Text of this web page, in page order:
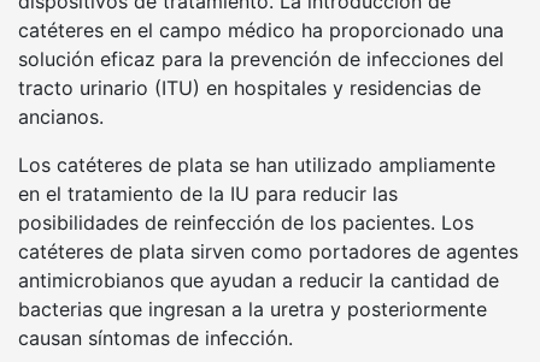
catéteres en el campo médico ha proporcionado una
solución eficaz para la prevención de infecciones del
tracto urinario (ITU) en hospitales y residencias de
ancianos.
Los catéteres de plata se han utilizado ampliamente
en el tratamiento de la IU para reducir las
posibilidades de reinfección de los pacientes. Los
catéteres de plata sirven como portadores de agentes
antimicrobianos que ayudan a reducir la cantidad de
bacterias que ingresan a la uretra y posteriormente
causan síntomas de infección.